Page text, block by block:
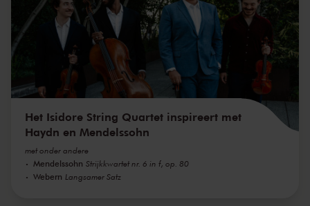
Het Isidore String Quartet inspireert met
Haydn en Mendelssohn
met onder andere
Mendelssohn Strijkkwartet nr. 6 in f, op. 80
Webern Langsamer Satz